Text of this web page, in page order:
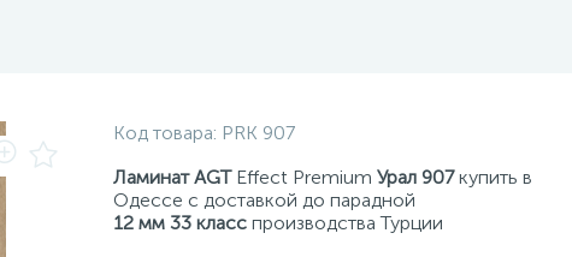
Код товара: PRK 907
Ламинат AGT Effect Premium Урал 907купить в
Одессе с доставкой до парадной
12 мм 33 класс производства Турции